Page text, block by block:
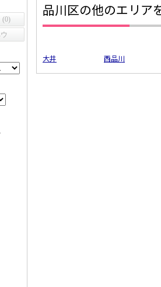
(0)
品川区の他のエリア
大井 西品川